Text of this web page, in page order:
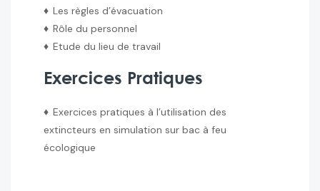
♦ Les règles d’évacuation
♦ Rôle du personnel
♦ Etude du lieu de travail
Exercices Pratiques
♦ Exercices pratiques à l’utilisation des
extincteurs en simulation sur bac à feu
écologique